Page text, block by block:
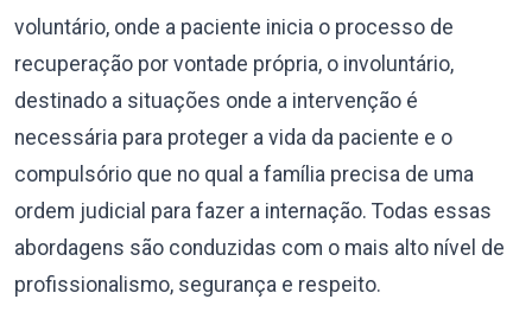
voluntário, onde a paciente inicia o processo de
recuperação por vontade própria, o involuntário,
destinado a situações onde a intervenção é
necessária para proteger a vida da paciente e o
compulsório que no qual a família precisa de uma
ordem judicial para fazer a internação. Todas essas
abordagens são conduzidas com o mais alto nível de
profissionalismo, segurança e respeito.